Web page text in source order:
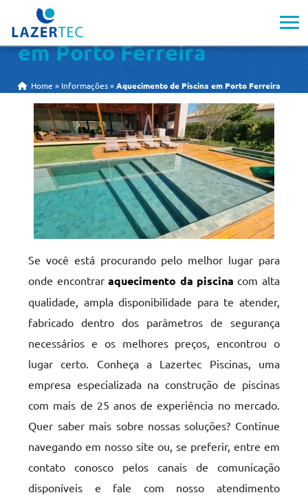
Aquecimento de Piscina
em Porto Ferreira
Home » Informações »Aquecimento de Piscina em Porto Ferreira
Se você está procurando pelo melhor lugar para
onde encontraraquecimento da piscina com alta
qualidade, ampla disponibilidade para te atender,
fabricado dentro dos parâmetros de segurança
necessários e os melhores preços, encontrou o
lugar certo. Conheça a Lazertec Piscinas, uma
empresa especializada na construção de piscinas
com mais de 25 anos de experiência no mercado.
Quer saber mais sobre nossas soluções? Continue
navegando em nosso site ou, se preferir, entre em
contato conosco pelos canais de comunicação
disponíveis e fale com nosso atendimento